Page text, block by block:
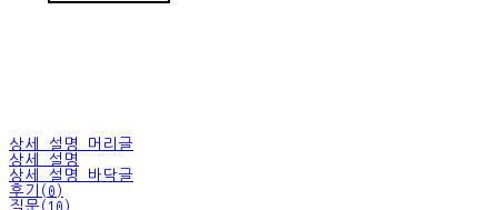
상세 설명 머리글
상세 설명
상세 설명 바닥글
후기(0)
질문(10)